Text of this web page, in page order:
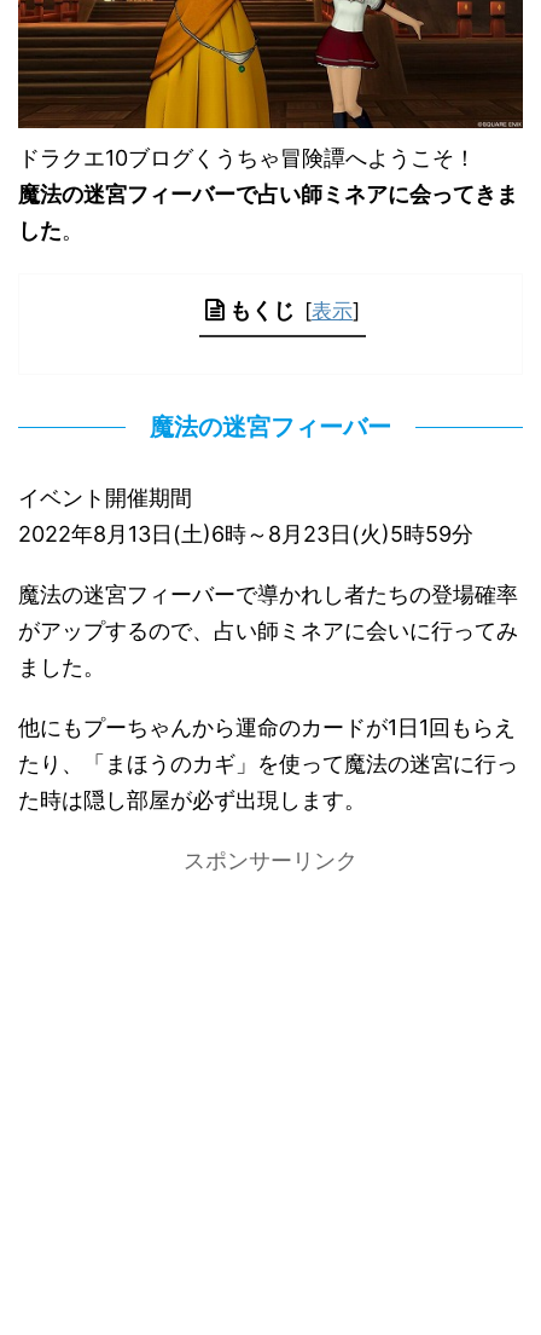
ドラクエ10ブログくうちゃ冒険譚へようこそ！
魔法の迷宮フィーバーで占い師ミネアに会ってきま
した。
もくじ [表示]
魔法の迷宮フィーバー
イベント開催期間
2022年8月13日(土)6時～8月23日(火)5時59分
魔法の迷宮フィーバーで導かれし者たちの登場確率
がアップするので、占い師ミネアに会いに行ってみ
ました。
他にもプーちゃんから運命のカードが1日1回もらえ
たり、「まほうのカギ」を使って魔法の迷宮に行っ
た時は隠し部屋が必ず出現します。
スポンサーリンク